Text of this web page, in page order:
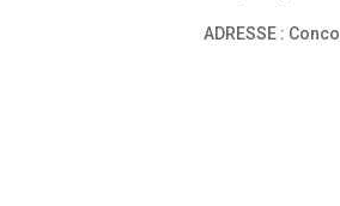
ADRESSE :